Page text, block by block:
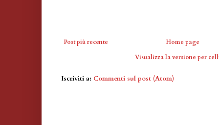
Post più recente
Home page
Visualizza la versione per
Iscriviti a: Commenti sul post (Atom)